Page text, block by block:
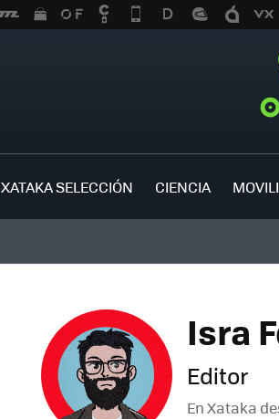
XATAKA SELECCIÓN CIENCIA
Isra
Editor
En Xataka